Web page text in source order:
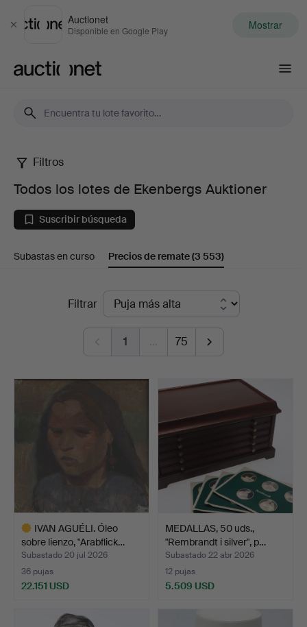
Cerrar
Auctionet
Disponible en Google Play Mostrar
Todos
los
lotes
de
Ekenbergs
Auktioner
Filtros
Todos los lotes de Ekenbergs Auktioner
Suscribir búsqueda
Subastas en curso Precios de remate(3 553)
Filtrar
1 … 75
IVAN AGUÉLI. Óleo
sobre lienzo, "Arabflick…
Subastado 20 jul 2026
36 pujas
22.151 USD
seleccionado
MEDALLAS, 50 uds.,
"Rembrandt i silver", p…
Subastado 22 abr 2026
12 pujas
5.509 USD